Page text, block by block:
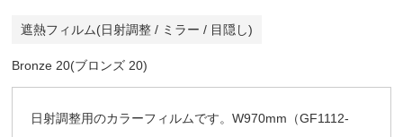
遮熱フィルム(日射調整 / ミラー / 目隠し)
Bronze 20(ブロンズ 20)
日射調整用のカラーフィルムです。W970mm（GF1112-